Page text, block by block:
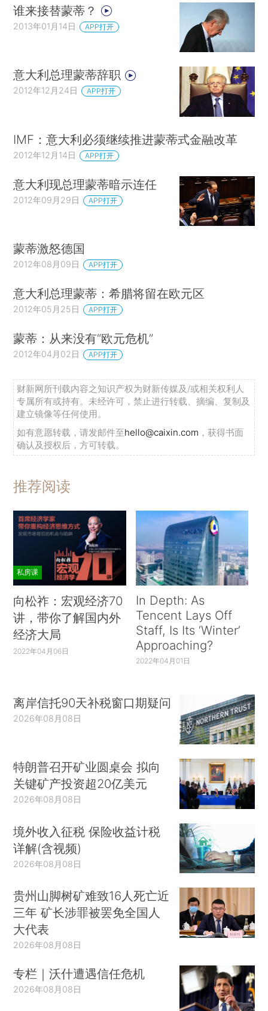
谁来接替蒙蒂？
2013年01月14日 APP打开
意大利总理蒙蒂辞职
2012年12月24日 APP打开
IMF：意大利必须继续推进蒙蒂式金融改革
2012年12月14日 APP打开
意大利现总理蒙蒂暗示连任
2012年09月29日 APP打开
蒙蒂激怒德国
2012年08月09日 APP打开
意大利总理蒙蒂：希腊将留在欧元区
2012年05月25日 APP打开
蒙蒂：从来没有“欧元危机”
2012年04月02日 APP打开
财新网所刊载内容之知识产权为财新传媒及/或相关权利人
专属所有或持有。未经许可，禁止进行转载、摘编、复制及
建立镜像等任何使用。
如有意愿转载，请发邮件至hello@caixin.com ，获得书面
确认及授权后，方可转载。
推荐阅读
私房课
向松祚：宏观经济70
讲，带你了解国内外
经济大局
2022年04月06日
In Depth: As
Tencent Lays Off
Staff, Is Its ‘Winter’
Approaching?
2022年04月01日
离岸信托90天补税窗口期疑问
2026年08月08日
特朗普召开矿业圆桌会 拟向
关键矿产投资超20亿美元
2026年08月08日
境外收入征税 保险收益计税
详解(含视频)
2026年08月08日
贵州山脚树矿难致16人死亡近
三年 矿长涉罪被罢免全国人
大代表
2026年08月08日
专栏｜沃什遭遇信任危机
2026年08月08日